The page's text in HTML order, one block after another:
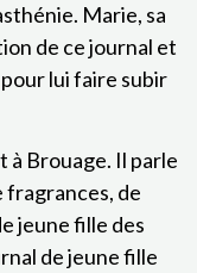
Marie, sa
de ce journal et
lui faire subir
à Brouage. Il parle
fragrances, de
jeune fille des
de jeune fille